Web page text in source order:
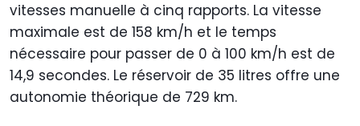
vitesses manuelle à cinq rapports. La vitesse
maximale est de 158 km/h et le temps
nécessaire pour passer de 0 à 100 km/h est de
14,9 secondes. Le réservoir de 35 litres offre une
autonomie théorique de 729 km.